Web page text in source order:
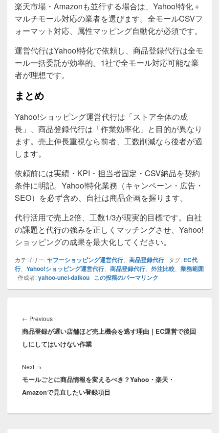
楽天市場・Amazonも並行する場合は、Yahoo!特化＋
マルチモール対応の業者を選びます。全モールCSVフ
ォーマット対応、属性マッピング自動化が必須です。
運営代行はYahoo!特化で依頼し、商品登録代行は全モ
ール一括委託が効率的。1社で全モール対応可能な業
者が理想です。
まとめ
Yahoo!ショッピング運営代行は「ストア全体の成
長」、商品登録代行は「作業効率化」と目的が異なり
ます。売上伸長重視なら前者、工数削減なら後者が適
します。
依頼前には実績・KPI・担当者固定・CSV納品を契約
条件に明記。Yahoo!特化業務（キャンペーン・広告・
SEO）を必ず含め、自社は商品企画を握ります。
代行活用で売上2倍、工数1/3が現実的目標です。自社
の課題と代行の強みを正しくマッチングさせ、Yahoo!
ショッピングの成果を最大化してください。
カテゴリー:ヤフーショッピング運営代行、 商品登録代行タグ: EC代
行、 Yahoo!ショッピング運営代行、 商品登録代行、 外注比較 業務範囲
作成者:yahoo-unei-daikou この投稿のパーマリンク
稿
ナ
ビ
ゲ
シ
ョ
ン
← PreviousPrevious
post:
商品登録が遅い店舗ほど売上機会を逃す理由｜EC運営で後回
しにしてはいけない作業
Next →
post:
モールごとに商品情報を変えるべき？Yahoo・楽天・
Amazonで見直したい登録項目